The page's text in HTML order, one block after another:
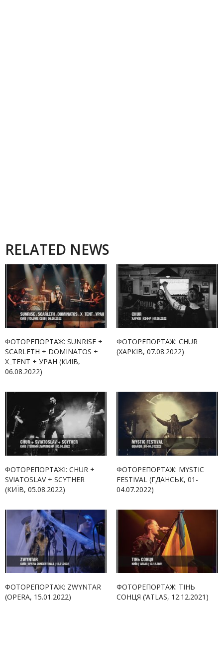
RELATED NEWS
ФОТОРЕПОРТАЖ: SUNRISE +
SCARLETH + DOMINATOS +
X_TENT + УРАН (КИЇВ,
06.08.2022)
ФОТОРЕПОРТАЖ: CHUR
(ХАРКІВ, 07.08.2022)
ФОТОРЕПОРТАЖІ: CHUR +
SVIATOSLAV + SCYTHER
(КИЇВ, 05.08.2022)
ФОТОРЕПОРТАЖ: MYSTIC
FESTIVAL (ГДАНСЬК, 01-
04.07.2022)
ФОТОРЕПОРТАЖ: ZWYNTAR
(OPERA, 15.01.2022)
ФОТОРЕПОРТАЖ: ТІНЬ
СОНЦЯ (‘ATLAS, 12.12.2021)